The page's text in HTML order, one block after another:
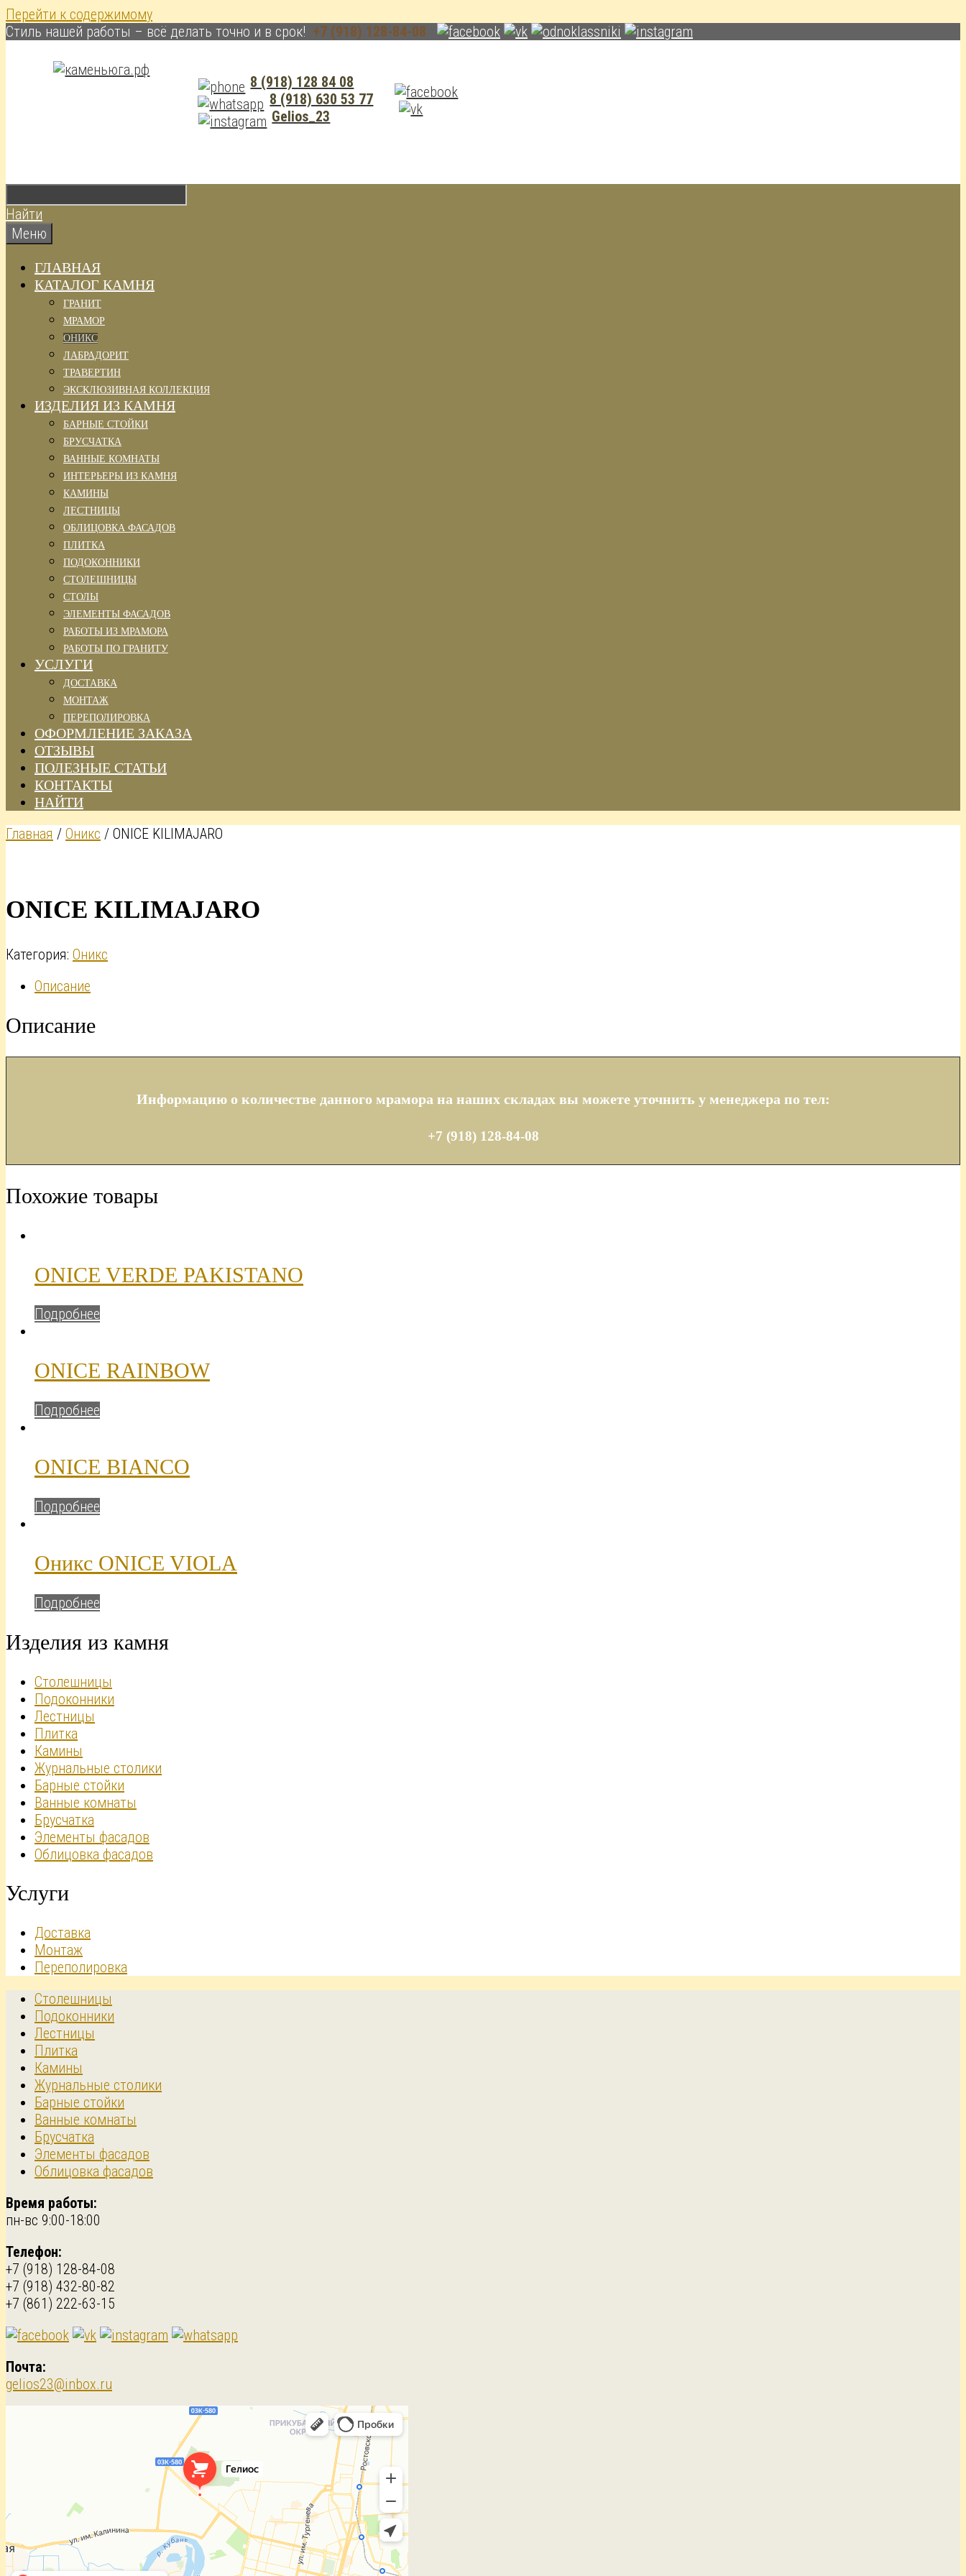
Перейти к содержимому
Cтиль нашей работы – всё делать точно и в срок! +7 (918) 128-84-08
8 (918) 128 84 08
8 (918) 630 53 77
Gelios_23
Найти
Меню
ГЛАВНАЯ
КАТАЛОГ КАМНЯ
ГРАНИТ
МРАМОР
ОНИКС
ЛАБРАДОРИТ
ТРАВЕРТИН
ЭКСКЛЮЗИВНАЯ КОЛЛЕКЦИЯ
ИЗДЕЛИЯ ИЗ КАМНЯ
БАРНЫЕ СТОЙКИ
БРУСЧАТКА
ВАННЫЕ КОМНАТЫ
ИНТЕРЬЕРЫ ИЗ КАМНЯ
КАМИНЫ
ЛЕСТНИЦЫ
ОБЛИЦОВКА ФАСАДОВ
ПЛИТКА
ПОДОКОННИКИ
СТОЛЕШНИЦЫ
СТОЛЫ
ЭЛЕМЕНТЫ ФАСАДОВ
РАБОТЫ ИЗ МРАМОРА
РАБОТЫ ПО ГРАНИТУ
УСЛУГИ
ДОСТАВКА
МОНТАЖ
ПЕРЕПОЛИРОВКА
ОФОРМЛЕНИЕ ЗАКАЗА
ОТЗЫВЫ
ПОЛЕЗНЫЕ СТАТЬИ
КОНТАКТЫ
НАЙТИ
Главная / Оникс / ONICE KILIMAJARO
ONICE KILIMAJARO
Категория: Оникс
Описание
Описание
Информацию о количестве данного мрамора на наших складах вы можете уточнить у менеджера по тел:
+7 (918) 128-84-08
Похожие товары
ONICE VERDE PAKISTANO
Подробнее
ONICE RAINBOW
Подробнее
ONICE BIANCO
Подробнее
Оникс ONICE VIOLA
Подробнее
Изделия из камня
Столешницы
Подоконники
Лестницы
Плитка
Камины
Журнальные столики
Барные стойки
Ванные комнаты
Брусчатка
Элементы фасадов
Облицовка фасадов
Услуги
Доставка
Монтаж
Переполировка
Столешницы
Подоконники
Лестницы
Плитка
Камины
Журнальные столики
Барные стойки
Ванные комнаты
Брусчатка
Элементы фасадов
Облицовка фасадов
Время работы:
пн-вс 9:00-18:00
Телефон:
+7 (918) 128-84-08
+7 (918) 432-80-82
+7 (861) 222-63-15
Почта:
gelios23@inbox.ru